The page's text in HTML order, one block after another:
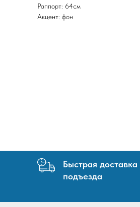
Раппорт: 64см
Акцент: фон
Быстрая доставка
подъезда